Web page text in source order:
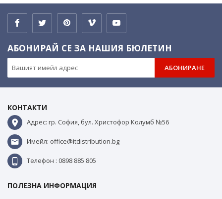
АБОНИРАЙ СЕ ЗА НАШИЯ БЮЛЕТИН
АБОНИРАНЕ
КОНТАКТИ
Адрес: гр. София, бул. Христофор Колумб №56
Имейл: office@itdistribution.bg
Телефон : 0898 885 805
ПОЛЕЗНА ИНФОРМАЦИЯ